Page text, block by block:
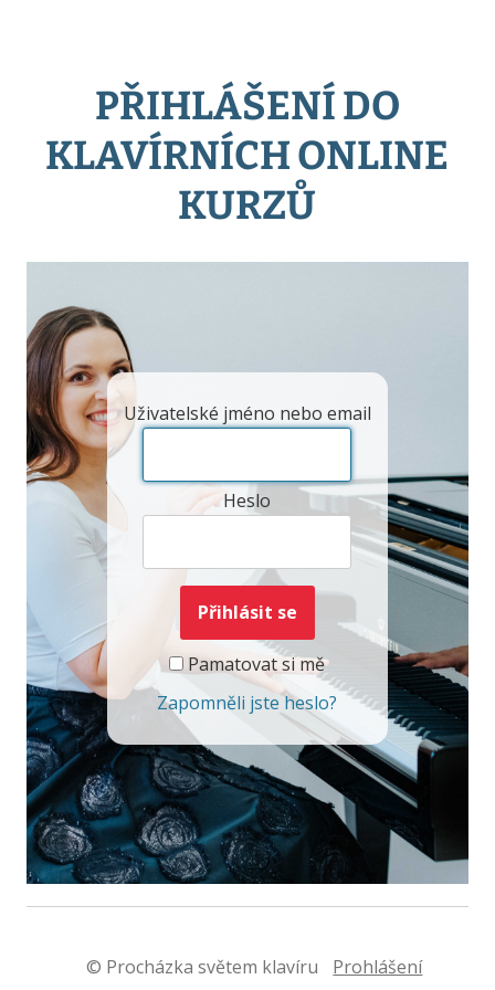
PŘIHLÁŠENÍ DO
KLAVÍRNÍCH ONLINE
KURZŮ
Uživatelské jméno nebo email
Heslo
Pamatovat si mě
Zapomněli jste heslo?
© Procházka světem klavíru Prohlášení